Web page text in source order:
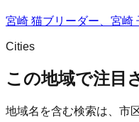
宮崎 猫ブリーダー、宮崎
Cities
この地域で注目
地域名を含む検索は、市